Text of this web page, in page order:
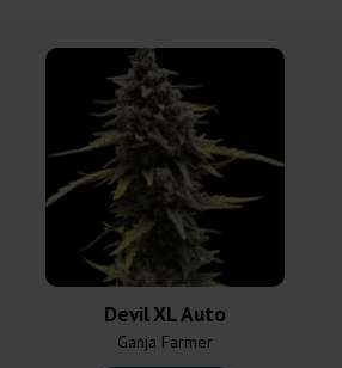
Devil XL Auto
Ganja Farmer